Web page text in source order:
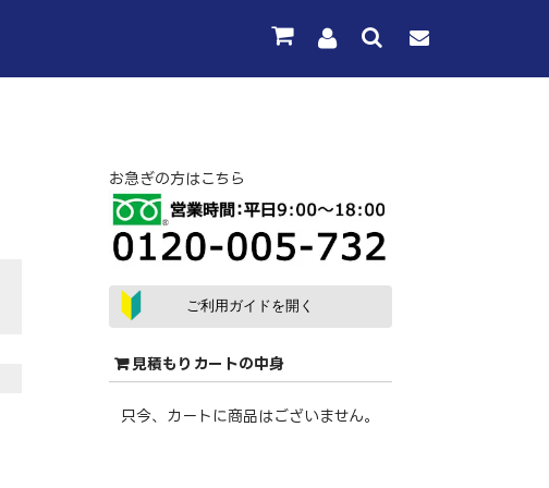
お急ぎの方はこちら
ご利用ガイドを開く
見積もりカートの中身
只今、カートに商品はございません。